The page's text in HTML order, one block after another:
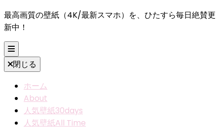
最高画質の壁紙（4K/最新スマホ）を、ひたすら毎日絶賛更
新中！
閉じる
ホーム
About
人気壁紙30days
人気壁紙All Time